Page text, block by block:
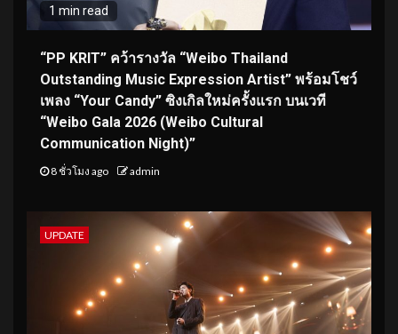
1 min read
“PP KRIT” คว้ารางวัล “Weibo Thailand
Outstanding Music Expression Artist” พร้อมโชว์
เพลง “Your Candy” ซิงเกิลใหม่ครั้งแรก บนเวที
“Weibo Gala 2026 (Weibo Cultural
Communication Night)”
8 ชั่วโมง ago admin
UPDATE